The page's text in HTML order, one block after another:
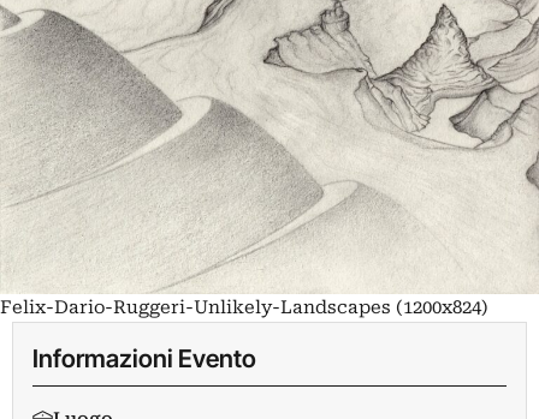
Felix-Dario-Ruggeri-Unlikely-Landscapes (1200x824)
Informazioni Evento